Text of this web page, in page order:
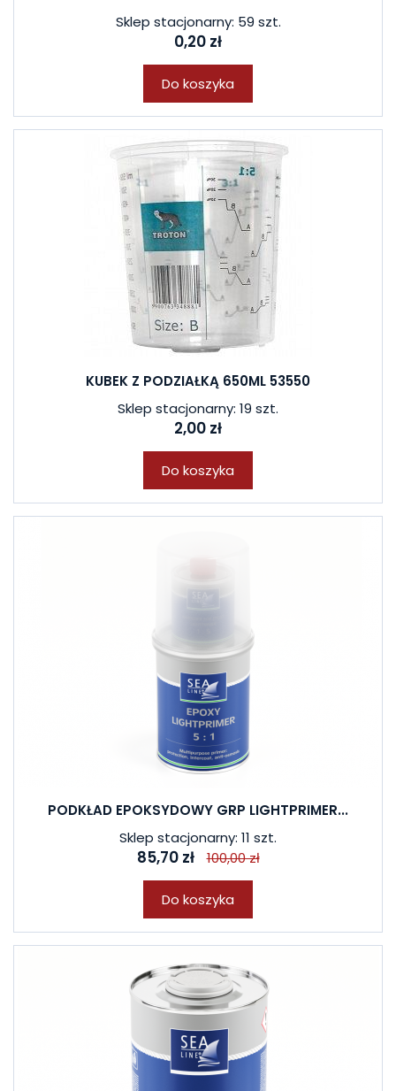
Sklep stacjonarny: 59 szt.
0,20 zł
Do koszyka
KUBEK Z PODZIAŁKĄ 650ML 53550
Sklep stacjonarny: 19 szt.
2,00 zł
Do koszyka
PODKŁAD EPOKSYDOWY GRP LIGHTPRIMER...
Sklep stacjonarny: 11 szt.
85,70 zł 100,00 zł
Do koszyka